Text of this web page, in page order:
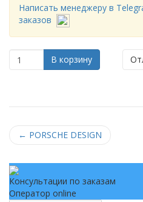
Написать менеджеру в
заказов
В корзину
← PORSCHE DESIGN
Консультации по заказам
Оператор online